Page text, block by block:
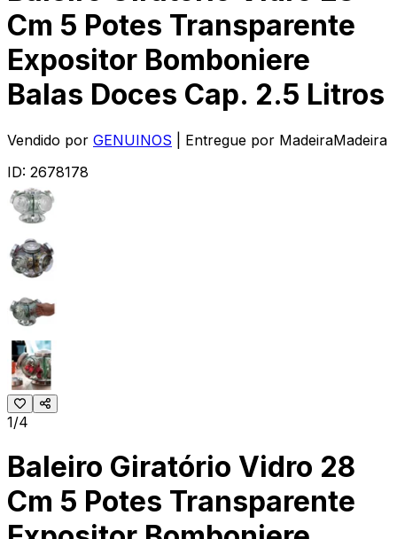
Cm 5 Potes Transparente
Expositor Bomboniere
Balas Doces Cap. 2.5 Litros
Vendido por GENUINOS | Entregue por MadeiraMadeira
ID: 2678178
1/4
Baleiro Giratório Vidro 28
Cm 5 Potes Transparente